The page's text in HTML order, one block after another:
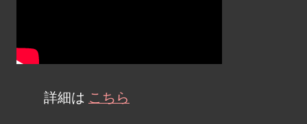
詳細は こちら